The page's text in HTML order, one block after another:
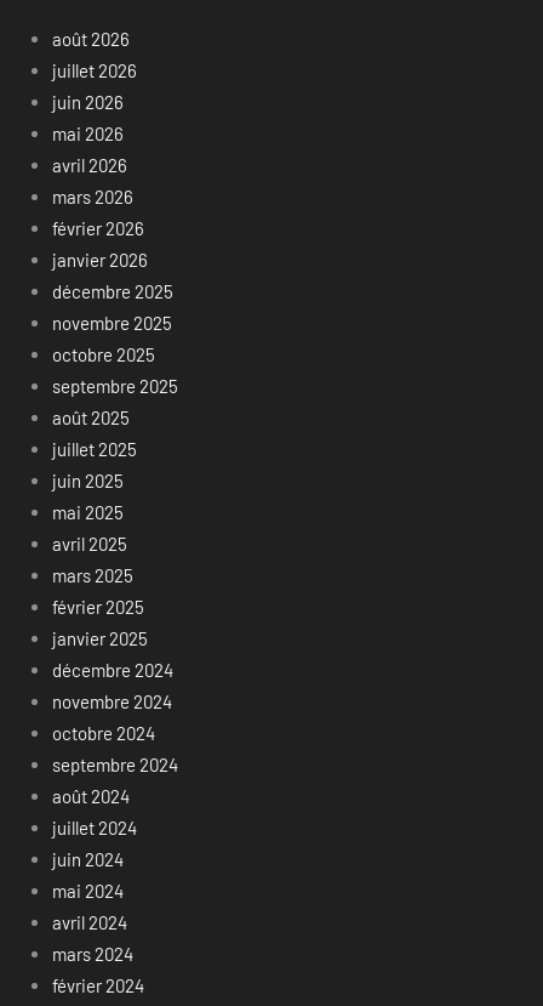
août 2026
juillet 2026
juin 2026
mai 2026
avril 2026
mars 2026
février 2026
janvier 2026
décembre 2025
novembre 2025
octobre 2025
septembre 2025
août 2025
juillet 2025
juin 2025
mai 2025
avril 2025
mars 2025
février 2025
janvier 2025
décembre 2024
novembre 2024
octobre 2024
septembre 2024
août 2024
juillet 2024
juin 2024
mai 2024
avril 2024
mars 2024
février 2024